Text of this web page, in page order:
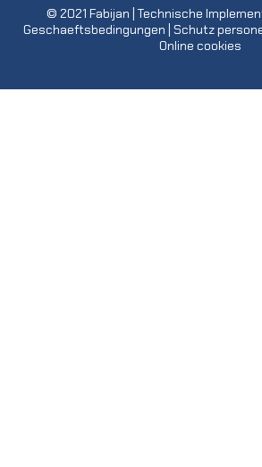
© 2021 Fabijan | Technische
Geschaeftsbedingungen Schutz
Online cookies